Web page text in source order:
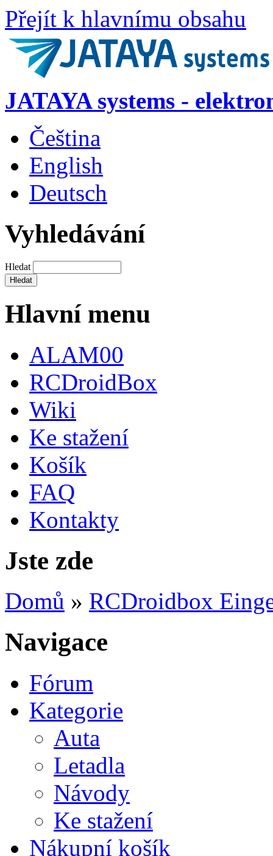
Přejít k hlavnímu obsahu
JATAYA systems -
Čeština
English
Deutsch
Vyhledávání
Hledat
Hlavní menu
ALAM00
RCDroidBox
Wiki
Ke stažení
Košík
FAQ
Kontakty
Jste zde
Domů » RCDroidbox
Navigace
Fórum
Kategorie
Auta
Letadla
Návody
Ke stažení
Nákupní košík